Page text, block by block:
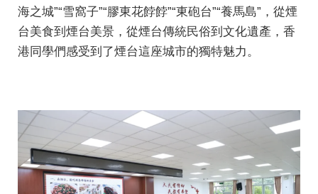
海之城”“雪窩子”“膠東花餑餑”“東砲台”“養馬島”，從煙
台美食到煙台美景，從煙台傳統民俗到文化遺產，香
港同學們感受到了煙台這座城市的獨特魅力。